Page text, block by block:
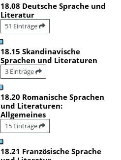
18.08 Deutsche Sprache und
Literatur
51 Einträge
18.15 Skandinavische
Sprachen und Literaturen
3 Einträge
18.20 Romanische Sprachen
und Literaturen:
Allgemeines
15 Einträge
18.21 Französische Sprache